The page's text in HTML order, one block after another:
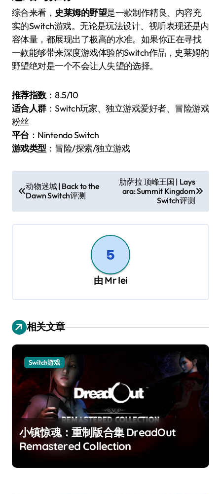
综合来看， 史莱姆的野望是一款制作精良、内容充
实的Switch游戏。无论是玩法设计、视听表现还是内
容体量，都展现出了极高的水准。如果你正在寻找
一款能够带来深度游戏体验的Switch作品，史莱姆的
野望绝对是一个不会让人失望的选择。
推荐指数：8.5/10
适合人群：Switch玩家、独立游戏爱好者、冒险游戏
粉丝
平台 ：Nintendo Switch
游戏类型 ：冒险/探索/独立游戏
章
导
航
动物迷城 | Back to the
Dawn Switch评测
肋萨拉 顶峰王国 | Lays
ara: Summit Kingdom
Switch评测
由 Mr lei
相关文章
Switch游戏
小镇惊魂：重制版合集 DreadOut
Remastered Collection